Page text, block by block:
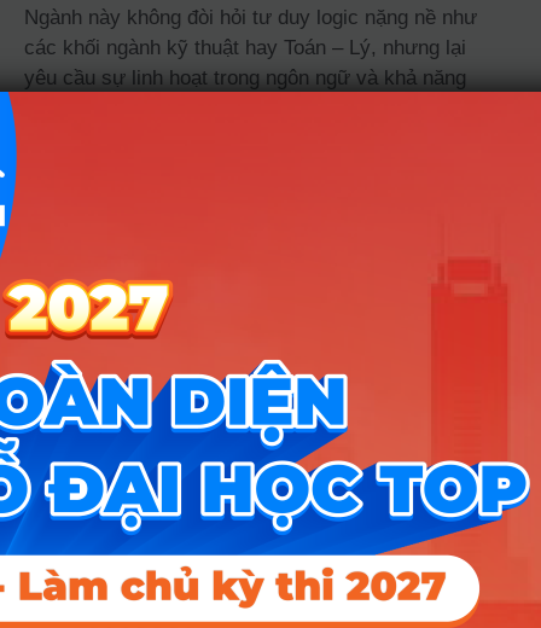
Ngành này không đòi hỏi tư duy logic nặng nề như
các khối ngành kỹ thuật hay Toán – Lý, nhưng lại
yêu cầu sự linh hoạt trong ngôn ngữ và khả năng
ngành Tiếng Anh thương
mại?
Để sống khỏe và thăng tiến với nghề, bạn nên có
những tố chất sau:
Sự hướng ngoại và linh hoạt:Bạn không
cần phải là người nói quá nhiều, nhưng cần
yêu thích việc giao tiếp, không ngại tiếp xúc
với những nền văn hóa mới và sẵn sàng xử
lý các tình huống phát sinh ngoài kế hoạch.
Sự tỉ mỉ và cẩn trọng:
Trong kinh doanh,